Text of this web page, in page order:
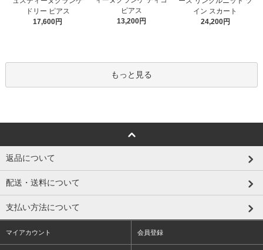
ドリー ピアス
17,600円
ピアス
13,200円
イン スカート
24,200円
もっと見る
返品について
配送・送料について
支払い方法について
マイアカウント 会員登録